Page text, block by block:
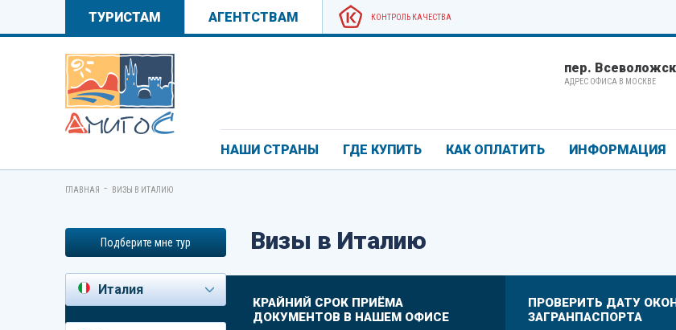
ТУРИСТАМ АГЕНТСТВАМ КОНТРОЛЬ КАЧЕСТВА
пер.
АДРЕС ОФИСА В МОСКВЕ
НАШИ СТРАНЫ ГДЕ КУПИТЬ КАК ОПЛАТИТЬ ИНФОРМАЦИЯ
ГЛАВНАЯ - ВИЗЫ В ИТАЛИЮ
КРАЙНИЙ СРОК ПРИЁМА
ДОКУМЕНТОВ В НАШЕМ ОФИСЕ
ПРОВЕРИТЬ ДАТУ
ЗАГРАНПАСПОРТА
Подберите мне тур
Италия
Азербайджан
Визы в Италию